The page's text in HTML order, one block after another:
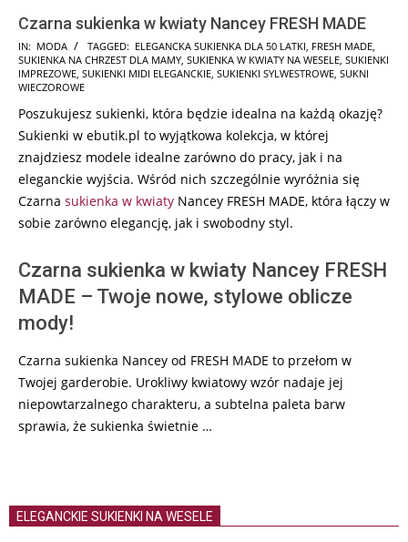
Czarna sukienka w kwiaty Nancey FRESH MADE
2024-
09-
18
IN: MODA TAGGED: ELEGANCKA SUKIENKA DLA 50 LATKI FRESH MADE
SUKIENKA NA CHRZEST DLA MAMY SUKIENKA W KWIATY NA WESELE SUKIENKI
IMPREZOWE SUKIENKI MIDI ELEGANCKIE SUKIENKI SYLWESTROWE SUKNI
WIECZOROWE
Poszukujesz sukienki, która będzie idealna na każdą okazję?
Sukienki w ebutik.pl to wyjątkowa kolekcja, w której
znajdziesz modele idealne zarówno do pracy, jak i na
eleganckie wyjścia. Wśród nich szczególnie wyróżnia się
Czarna sukienka w kwiaty Nancey FRESH MADE, która łączy w
sobie zarówno elegancję, jak i swobodny styl.
Czarna sukienka w kwiaty Nancey FRESH
MADE – Twoje nowe, stylowe oblicze
mody!
Czarna sukienka Nancey od FRESH MADE to przełom w
Twojej garderobie. Urokliwy kwiatowy wzór nadaje jej
niepowtarzalnego charakteru, a subtelna paleta barw
sprawia, że sukienka świetnie …
ELEGANCKIE SUKIENKI NA WESELE